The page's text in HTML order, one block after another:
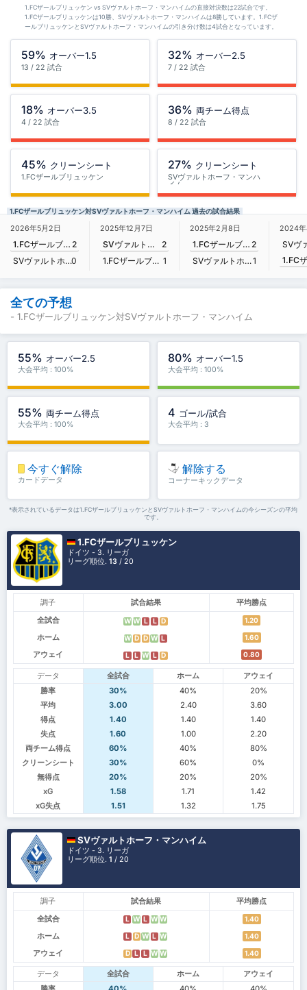
1.FCザールブリュッケン vs SVヴァルトホーフ・マンハイムの直接対決数は22試合です。
1.FCザールブリュッケンは10勝、SVヴァルトホーフ・マンハイムは8勝しています。1.FCザ
ールブリュッケンとSVヴァルトホーフ・マンハイムの引き分け数は4試合となっています。
59% オーバー1.5
13 / 22 試合
32% オーバー2.5
7 / 22 試合
18% オーバー3.5
4 / 22 試合
36% 両チーム得点
8 / 22 試合
45% クリーンシート
1.FCザールブリュッケン
27% クリーンシート
SVヴァルトホーフ・マンハ
イム
1.FCザールブリュッケン対SVヴァルトホーフ・マンハイム 過去の試合結果
2026年5月2日
1.FCザールブリュッケン 2
SVヴァルトホーフ・マンハイム0
2025年12月7日
SVヴァルトホーフ・マンハイム
2
1.FCザールブリュッケン 1
2025年2月8日
1.FCザールブリュッケン 2
SVヴァルトホーフ・マンハイム1
2024年
全ての予想
- 1.FCザールブリュッケン対SVヴァルトホーフ・マンハイム
55% オーバー2.5
大会平均 : 100%
80% オーバー1.5
大会平均 : 100%
55% 両チーム得点
大会平均 : 100%
4 ゴール/試合
大会平均 : 3
今すぐ解除
カードデータ
解除する
コーナーキックデータ
*表示されているデータは1.FCザールブリュッケンとSVヴァルトホーフ・マンハイムの今シーズンの平均
です。
1.FCザールブリュッケン
ドイツ - 3. リーガ
リーグ順位.13 / 20
調子 試合結果
平均勝点
全試合
W W L L D 1.20
ホーム W D D W L 1.60
アウェイ L L W L D 0.80
データ 全試合 ホーム
アウェイ
勝率
30% 40%
20%
平均
3.00 2.40
3.60
得点
1.40 1.40
1.40
失点
1.60 1.00
2.20
両チーム得点
60% 40%
80%
クリーンシート
30% 60%
0%
無得点
20% 20%
20%
xG
1.58 1.71
1.42
xG失点
1.51 1.32 1.75
SVヴァルトホーフ・マンハイム
ドイツ - 3. リーガ
リーグ順位.1 / 20
調子 試合結果
平均勝点
全試合
L W L WW 1.40
ホーム L D W L W 1.40
アウェイ D L L WW 1.40
データ 全試合 ホーム
アウェイ